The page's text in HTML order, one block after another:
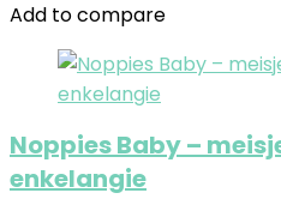
Add to compare
Noppies Baby –
enkelangie